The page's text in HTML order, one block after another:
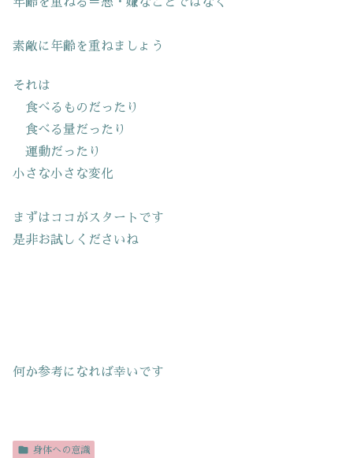
素敵に年齢を重ねましょう
それは
食べるものだったり
食べる量だったり
運動だったり
小さな小さな変化
まずはココがスタートです
是非お試しくださいね
何か参考になれば幸いです
身体への意識